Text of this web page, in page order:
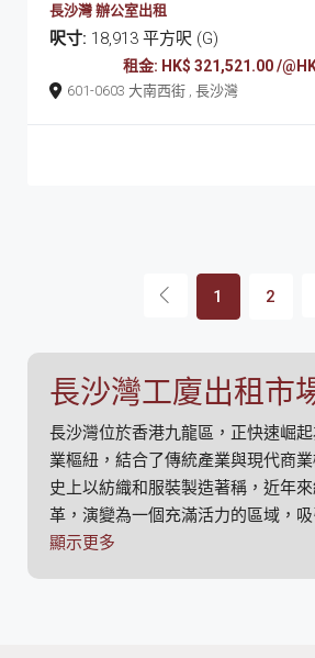
長沙灣 辦公室出租
呎寸: 18,913 平方呎 (G)
租金: HK$ 321,521.00 /
601-0603 大南西街 , 長沙灣
1 2
長沙灣工廈出租市
長沙灣位於香港九龍區，正快速崛
業樞紐，結合了傳統產業與現代商
史上以紡織和服裝製造著稱，近年
革，演變為一個充滿活力的區域，吸
物流公司和零售商店。
顯示更多